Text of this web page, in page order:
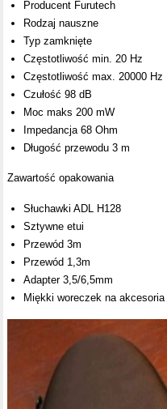
Producent Furutech
Rodzaj nauszne
Typ zamknięte
Częstotliwość min. 20 Hz
Częstotliwość max. 20000 Hz
Czułość 98 dB
Moc maks 200 mW
Impedancja 68 Ohm
Długość przewodu 3 m
Zawartość opakowania
Słuchawki ADL H128
Sztywne etui
Przewód 3m
Przewód 1,3m
Adapter 3,5/6,5mm
Miękki woreczek na akcesoria